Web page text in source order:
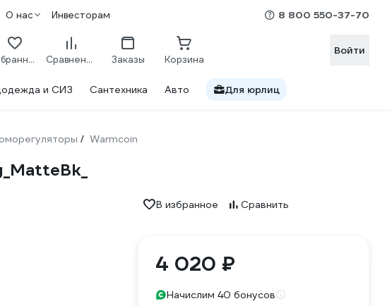
О нас Инвесторам 8 800 550-37-70
Избранное Сравнение Заказы Корзина
Войти
и СИЗ Сантехника Авто Для юрлиц
/ Warmcoin
В избранное Сравнить
4 020 ₽
Начислим 40 бонусов